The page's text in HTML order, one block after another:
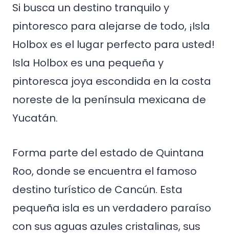
Si busca un destino tranquilo y
pintoresco para alejarse de todo, ¡Isla
Holbox es el lugar perfecto para usted!
Isla Holbox es una pequeña y
pintoresca joya escondida en la costa
noreste de la península mexicana de
Yucatán.
Forma parte del estado de Quintana
Roo, donde se encuentra el famoso
destino turístico de Cancún. Esta
pequeña isla es un verdadero paraíso
con sus aguas azules cristalinas, sus